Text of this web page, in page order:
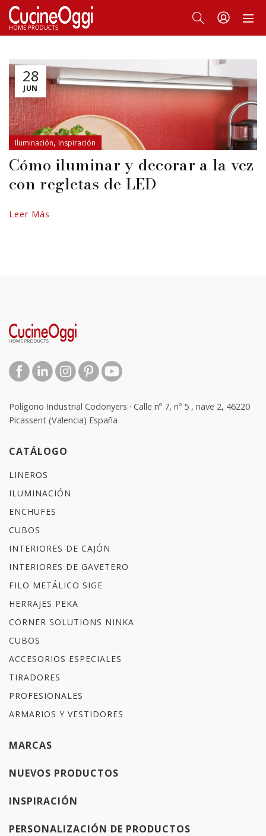
28
JUN
Iluminación, Inspiración
Cómo iluminar y decorar a la vez
con regletas de LED
Leer Más
Polígono Industrial Codonyers · Calle nº 7, nº 5 , nave 2, 46220
Picassent (Valencia) España
CATÁLOGO
LINEROS
ILUMINACIÓN
ENCHUFES
CUBOS
INTERIORES DE CAJÓN
INTERIORES DE GAVETERO
FILO METÁLICO SIGE
HERRAJES PEKA
CORNER SOLUTIONS NINKA
CUBOS
ACCESORIOS ESPECIALES
TIRADORES
PROFESIONALES
ARMARIOS Y VESTIDORES
MARCAS
NUEVOS PRODUCTOS
INSPIRACIÓN
PERSONALIZACIÓN DE PRODUCTOS